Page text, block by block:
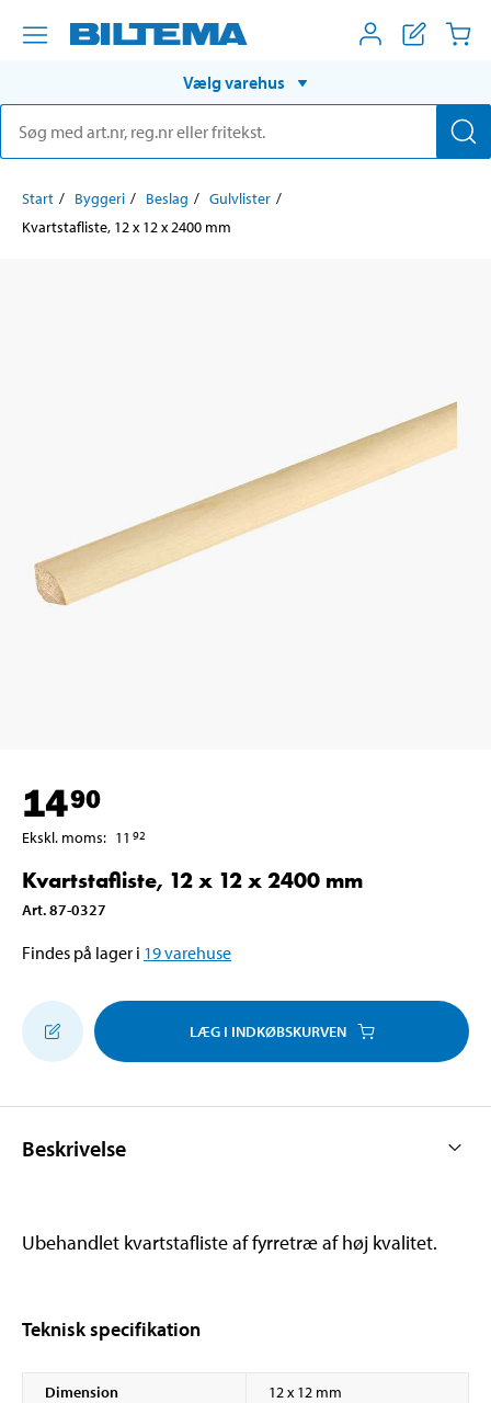
Vælg varehus
Start Byggeri Beslag
Gulvlister
Kvartstafliste, 12 x 12 x 2400 mm
1490
Ekskl. moms: 11 92
Kvartstafliste, 12 x 12 x 2400 mm
Art.87-0327
Findes på lager i 19varehuse
LÆG I INDKØBSKURVEN
Beskrivelse
Ubehandlet kvartstafliste af fyrretræ af høj kvalitet.
Teknisk specifikation
Dimension
12 x 12 mm